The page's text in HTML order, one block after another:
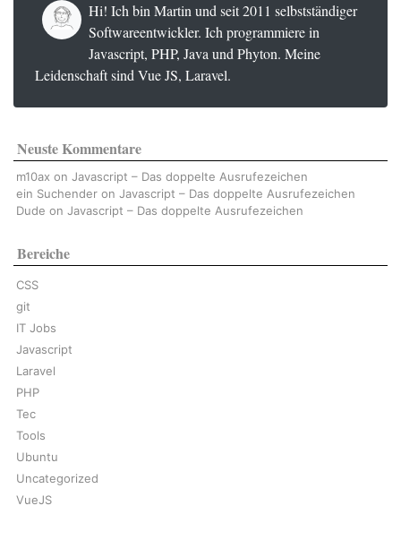
Hi! Ich bin Martin und seit 2011 selbstständiger
Softwareentwickler. Ich programmiere in
Javascript, PHP, Java und Phyton. Meine
Leidenschaft sind Vue JS, Laravel.
Neuste Kommentare
m10ax on Javascript – Das doppelte Ausrufezeichen
ein Suchender on Javascript – Das doppelte Ausrufezeichen
Dude on Javascript – Das doppelte Ausrufezeichen
Bereiche
CSS
git
IT Jobs
Javascript
Laravel
PHP
Tec
Tools
Ubuntu
Uncategorized
VueJS